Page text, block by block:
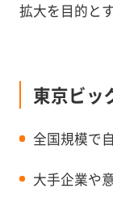
拡大を目的と
東京ビッ
全国規模で
大手企業や